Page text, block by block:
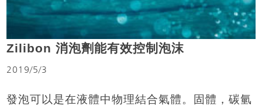
Zilibon 消泡劑能有效控制泡沫
2019/5/3
發泡可以是在液體中物理結合氣體。固體，碳氫